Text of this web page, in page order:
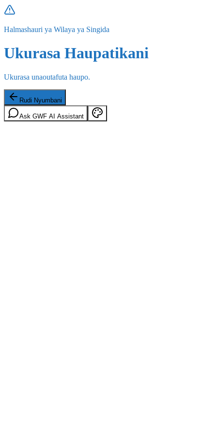
Halmashauri ya Wilaya ya Singida
Ukurasa Haupatikani
Ukurasa unaoutafuta haupo.
Rudi Nyumbani
Ask GWF AI Assistant